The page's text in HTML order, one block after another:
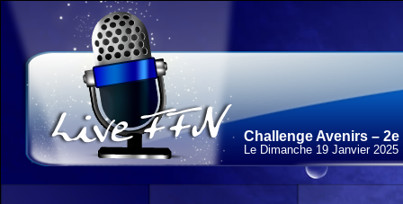
Challenge Avenirs – 2e
Le Dimanche 19 Janvier 2025